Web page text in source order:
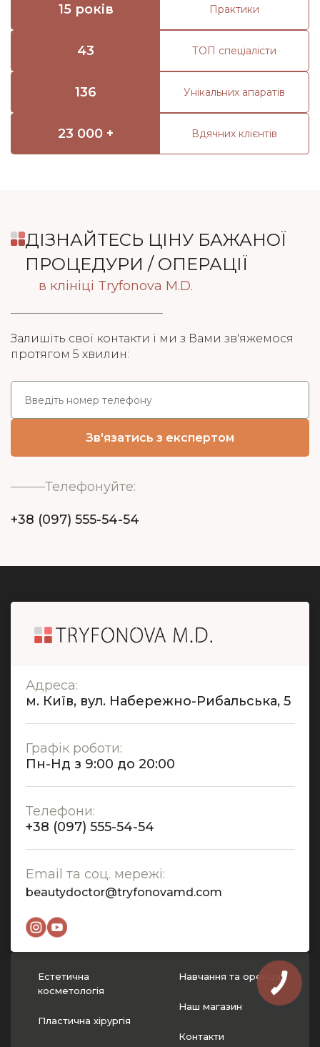
15 років Практики
43 ТОП спеціалісти
136 Унікальних апаратів
23 000 + Вдячних клієнтів
ДІЗНАЙТЕСЬ ЦІНУ БАЖАНОЇ
ПРОЦЕДУРИ / ОПЕРАЦІЇ
в клініці Tryfonova M.D.
Залишіть свої контакти і ми з Вами зв'яжемося
протягом 5 хвилин:
Телефонуйте:
+38 (097) 555-54-54
Естетична
косметологія
Пластична хірургія
Навчання та оренда
Наш магазин
Контакти
Адреса:
м. Київ, вул. Набережно-Рибальська, 5
Графік роботи:
Пн-Нд з 9:00 до 20:00
Телефони:
+38 (097) 555-54-54
Email та соц. мережі:
beautydoctor@tryfonovamd.com